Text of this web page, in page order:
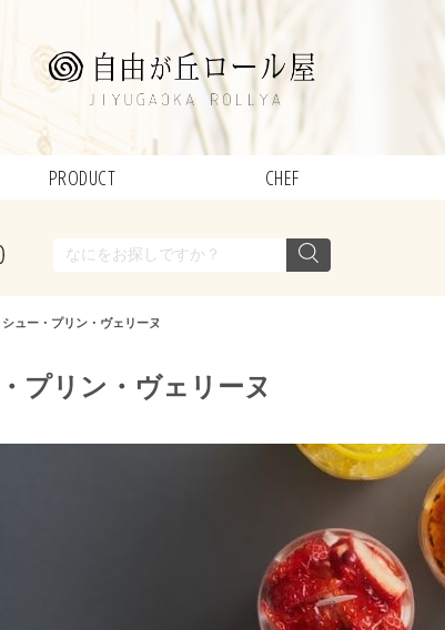
PRODUCT CHEF
シュー・プリン・ヴェリーヌ
プリン・ヴェリーヌ